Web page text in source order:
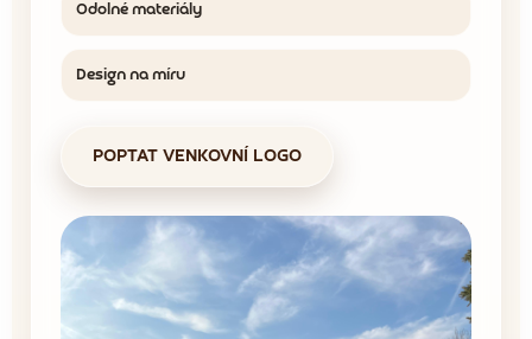
Odolné materiály
Design na míru
POPTAT VENKOVNÍ LOGO